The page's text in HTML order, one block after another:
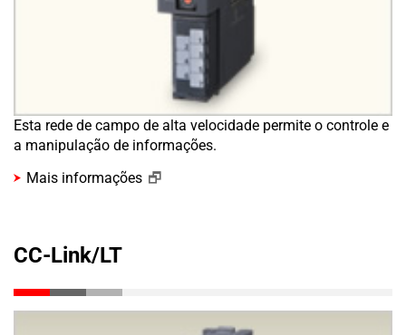
Esta rede de campo de alta velocidade permite o controle e
a manipulação de informações.
Mais informações
CC-Link/LT